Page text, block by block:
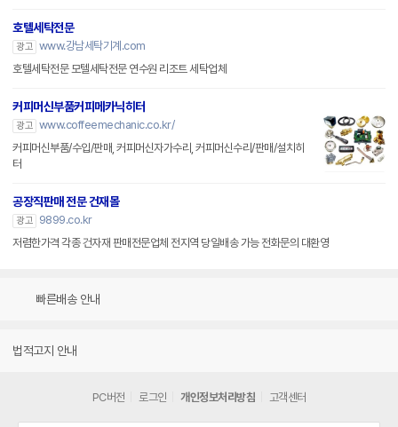
호텔세탁전문
광고 www.강남세탁기계.com
호텔세탁전문 모텔세탁전문 연수원 리조트 세탁업체
커피머신부품커피메카닉히터
광고 www.coffeemechanic.co.kr/
커피머신부품/수입/판매, 커피머신자가수리, 커피머신수리/판매/설치히
터
공장직판매 전문 건재몰
광고
9899.co.kr
저렴한가격 각종 건자재 판매전문업체 전지역 당일배송 가능 전화문의 대환영
빠른배송 안내
법적고지 안내
PC버전 로그인 개인정보처리방침 고객센터